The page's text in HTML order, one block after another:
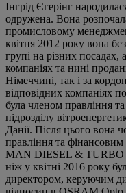
Інгрід Єгерінг
одружена. Вона
промисловому
квітня 2012 року вона
групі на різних посадах,
компаніях та нині
Німеччині, так і за
відповідних компаніях
була членом правління
підрозділу
Данії. Після цього вона
правління та фінансовим
MAN DIESEL & TURBO
ніж у квітні 2016 року
директором, керуючим